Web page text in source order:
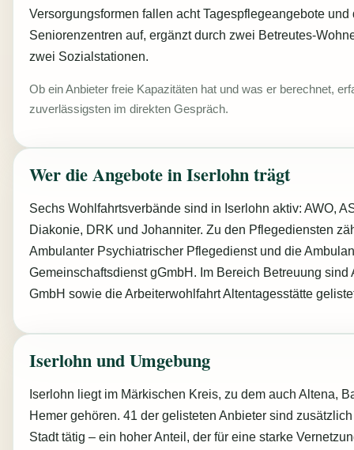
Versorgungsformen fallen acht Tagespflegeangebote und
Seniorenzentren auf, ergänzt durch zwei Betreutes-
zwei Sozialstationen.
Ob ein Anbieter freie Kapazitäten hat und was er berechnet,
zuverlässigsten im direkten Gespräch.
Wer die Angebote in Iserlohn trägt
Sechs Wohlfahrtsverbände sind in Iserlohn aktiv: AWO,
Diakonie, DRK und Johanniter. Zu den Pflegediensten
Ambulanter Psychiatrischer Pflegedienst und die
Gemeinschaftsdienst gGmbH. Im Bereich Betreuung sind
GmbH sowie die Arbeiterwohlfahrt Altentagesstätte
Iserlohn und Umgebung
Iserlohn liegt im Märkischen Kreis, zu dem auch Altena,
Hemer gehören. 41 der gelisteten Anbieter sind
Stadt tätig – ein hoher Anteil, der für eine starke